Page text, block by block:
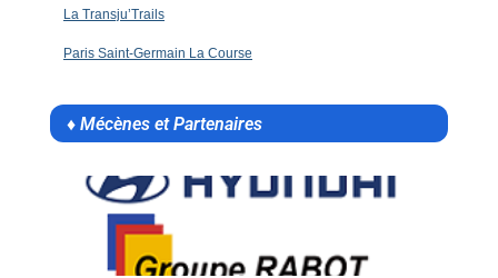
La Transju’Trails
Paris Saint-Germain La Course
♦ Mécènes et Partenaires